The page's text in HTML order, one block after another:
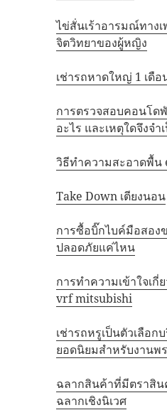
ไข่สั่นเร้าอารมณ์ทางเ
จิตวิทยาของผู้หญิง
เช่ารถหาดใหญ่ 1 เดือ
การตรวจสอบคอนโด
อะไร และเหตุใดจึงจำ
วิธีทำความสะอาดพื้น
Take Down เตียงนอน
การซื้อบิ๊กไบค์มือสอ
ปลอดภัยแค่ไหน
การทำความเข้าใจเกี่
vrf mitsubishi
เช่ารถหรูเป็นตัวเลือก
ยอดนิยมสำหรับงานพ
ฉลากสินค้าที่มีตราสิน
ฉลากเชิงนิเวศ